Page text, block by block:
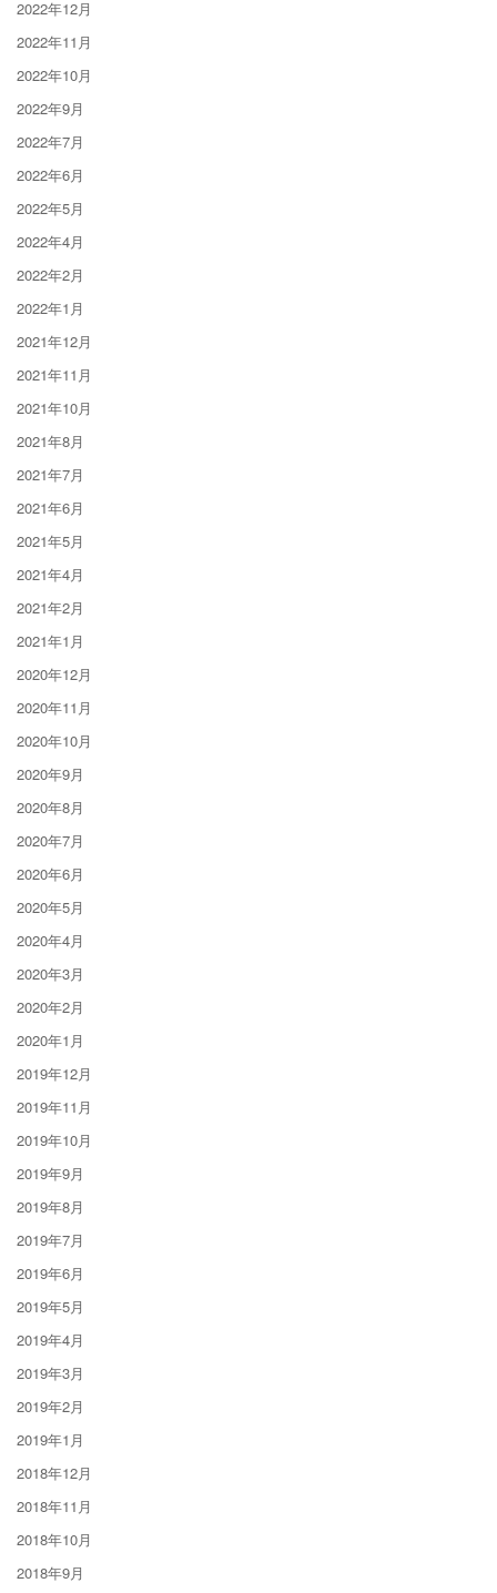
2022年12月
2022年11月
2022年10月
2022年9月
2022年7月
2022年6月
2022年5月
2022年4月
2022年2月
2022年1月
2021年12月
2021年11月
2021年10月
2021年8月
2021年7月
2021年6月
2021年5月
2021年4月
2021年2月
2021年1月
2020年12月
2020年11月
2020年10月
2020年9月
2020年8月
2020年7月
2020年6月
2020年5月
2020年4月
2020年3月
2020年2月
2020年1月
2019年12月
2019年11月
2019年10月
2019年9月
2019年8月
2019年7月
2019年6月
2019年5月
2019年4月
2019年3月
2019年2月
2019年1月
2018年12月
2018年11月
2018年10月
2018年9月